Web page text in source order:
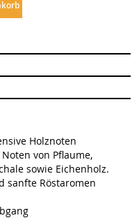
Holznoten
von Pflaume,
sowie Eichenholz.
sanfte Röstaromen